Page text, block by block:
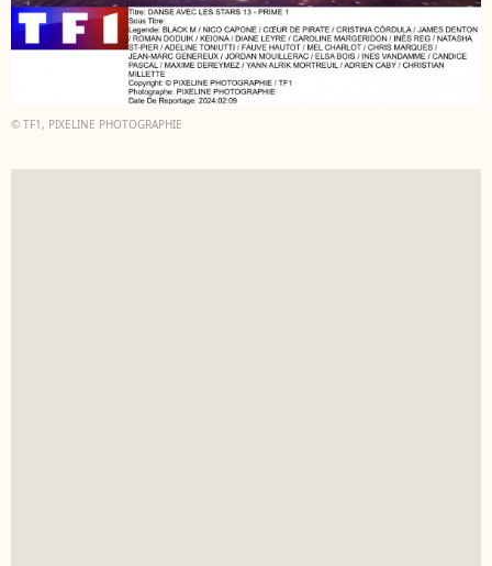
© TF1, PIXELINE PHOTOGRAPHIE